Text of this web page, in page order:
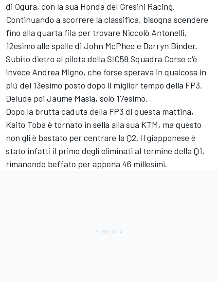
di Ogura, con la sua Honda del Gresini Racing.
Continuando a scorrere la classifica, bisogna scendere
fino alla quarta fila per trovare Niccolò Antonelli,
12esimo alle spalle di John McPhee e Darryn Binder.
Subito dietro al pilota della SIC58 Squadra Corse c'è
invece Andrea Migno, che forse sperava in qualcosa in
più del 13esimo posto dopo il miglior tempo della FP3.
Delude poi Jaume Masia, solo 17esimo.
Dopo la brutta caduta della FP3 di questa mattina,
Kaito Toba è tornato in sella alla sua KTM, ma questo
non gli è bastato per centrare la Q2. Il giapponese è
stato infatti il primo degli eliminati al termine della Q1,
rimanendo beffato per appena 46 millesimi.